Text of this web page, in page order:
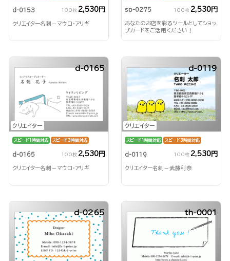
d-0153 100枚 2,530円
クリエイター名刺－マウロ・アリギ
sp-0275 100枚 2,530円
あなたのお店を彩るツールとしてショッ
プカードをご活用ください！
クリエイター
d-0165
スピード1時間対応 スピード3時間対応
d-0165 100枚 2,530円
クリエイター名刺－マウロ・アリギ
クリエイター
d-0119
スピード1時間対応 スピード3時間対応
d-0119 100枚 2,530円
クリエイター名刺－武藤利奈
d-0265 th-0001